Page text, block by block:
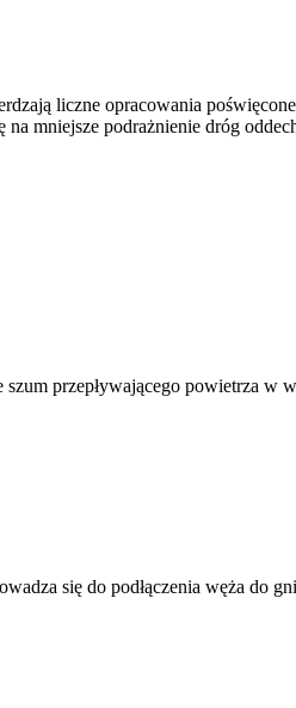
liczne opracowania
na mniejsze podrażnienie dróg
przepływającego powietrza w
się do podłączenia węża do